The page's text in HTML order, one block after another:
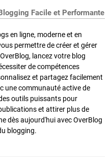
Facile et Performante
en ligne, moderne et en
permettre de créer et gérer
lancez votre blog
de compétences
et partagez facilement
une communauté active de
outils puissants pour
et attirer plus de
dès aujourd'hui avec OverBlog
blogging.